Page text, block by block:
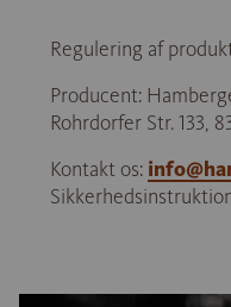
Regulering af
Producent:
Rohrdorfer Str. 133,
Kontakt os: